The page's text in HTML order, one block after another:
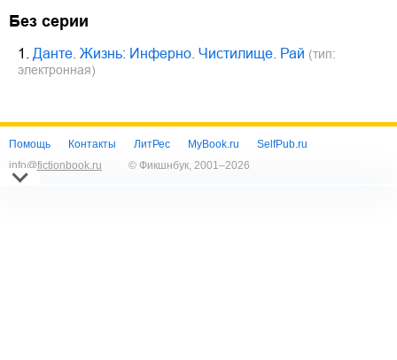
Без серии
1. Данте. Жизнь: Инферно. Чистилище. Рай (тип:
электронная)
Помощь Контакты ЛитРес MyBook.ru
SelfPub.ru
info@fictionbook.ru
© Фикшнбук, 2001–2026